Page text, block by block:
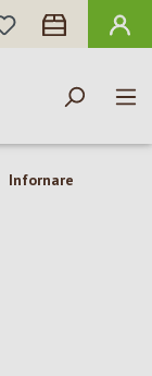
HAI 0 ARTICOLI
Infornare